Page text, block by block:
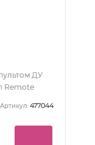
ДУ
Remote
Артикул: 477044